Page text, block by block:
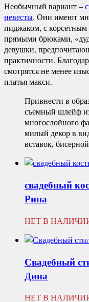
Необычный вариант –
невесты. Они имеют
пиджаком, с
прямыми брюками,
девушки,
практичности.
смотрятся не менее
платья макси.
Привнести в
съемный шлейф
многослойного
милый декор в
вставок,
свадебный
Рина
НЕТ В
Свадебный
Дина
НЕТ В